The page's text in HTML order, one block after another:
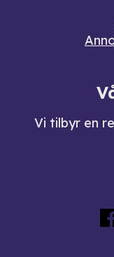
Vi tilbyr en